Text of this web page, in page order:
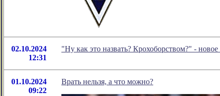
02.10.2024
12:31
"Ну как это назвать? Крохоборством?" -
01.10.2024
09:22
Врать нельзя, а что можно?